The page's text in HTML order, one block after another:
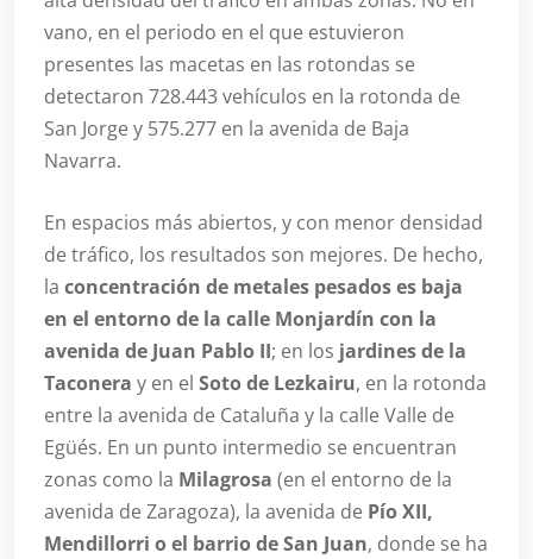
vano, en el periodo en el que estuvieron
presentes las macetas en las rotondas se
detectaron 728.443 vehículos en la rotonda de
San Jorge y 575.277 en la avenida de Baja
Navarra.
En espacios más abiertos, y con menor densidad
de tráfico, los resultados son mejores. De hecho,
la concentración de metales pesados es baja
en el entorno de la calle Monjardín con la
avenida de Juan Pablo II; en los jardines de la
Taconera y en el Soto de Lezkairu, en la rotonda
entre la avenida de Cataluña y la calle Valle de
Egüés. En un punto intermedio se encuentran
zonas como la Milagrosa (en el entorno de la
avenida de Zaragoza), la avenida de Pío XII,
Mendillorri o el barrio de San Juan, donde se ha